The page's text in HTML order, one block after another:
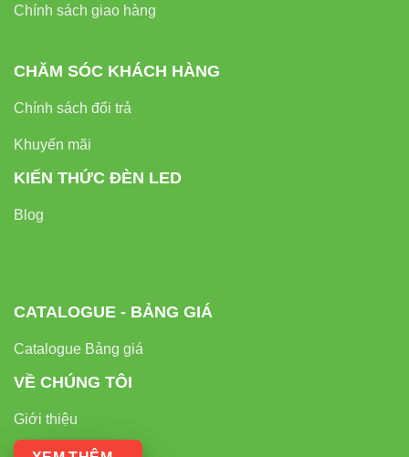
Chính sách giao hàng
CHĂM SÓC KHÁCH HÀNG
Chính sách đổi trả
Khuyến mãi
KIẾN THỨC ĐÈN LED
Blog
CATALOGUE - BẢNG GIÁ
Catalogue Bảng giá
VỀ CHÚNG TÔI
Giới thiệu